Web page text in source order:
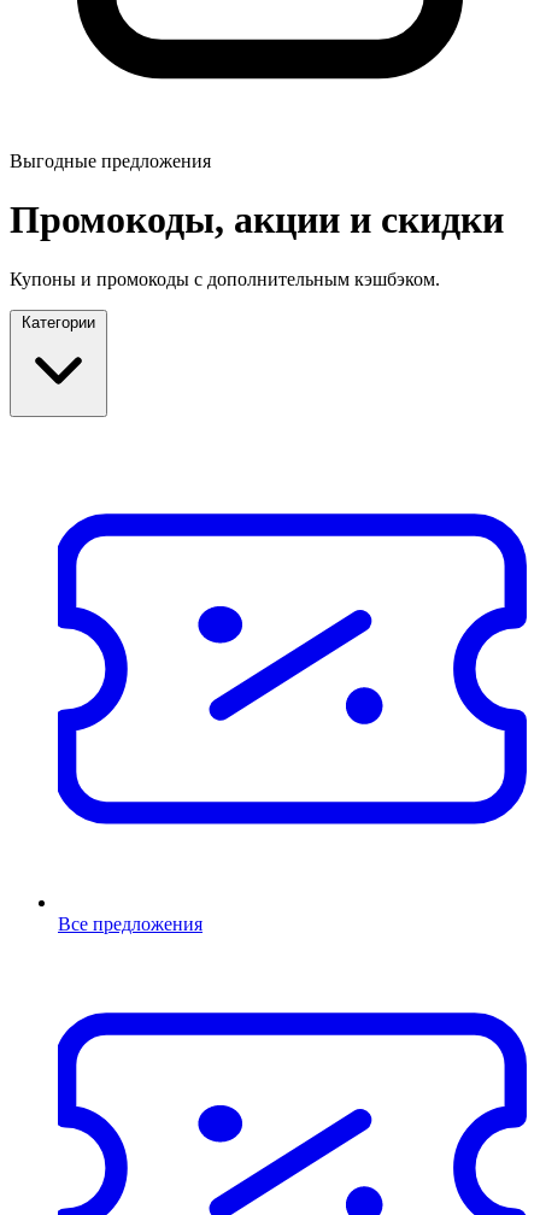
Выгодные предложения
Промокоды, акции и скидки
Купоны и промокоды с дополнительным кэшбэком.
Категории
Все предложения